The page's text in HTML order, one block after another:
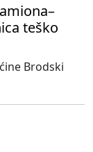
teško
Brodski